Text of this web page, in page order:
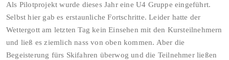
Als Pilotprojekt wurde dieses Jahr eine U4 Gruppe eingeführt.
Selbst hier gab es erstaunliche Fortschritte. Leider hatte der
Wettergott am letzten Tag kein Einsehen mit den Kursteilnehmern
und ließ es ziemlich nass von oben kommen. Aber die
Begeisterung fürs Skifahren überwog und die Teilnehmer ließen